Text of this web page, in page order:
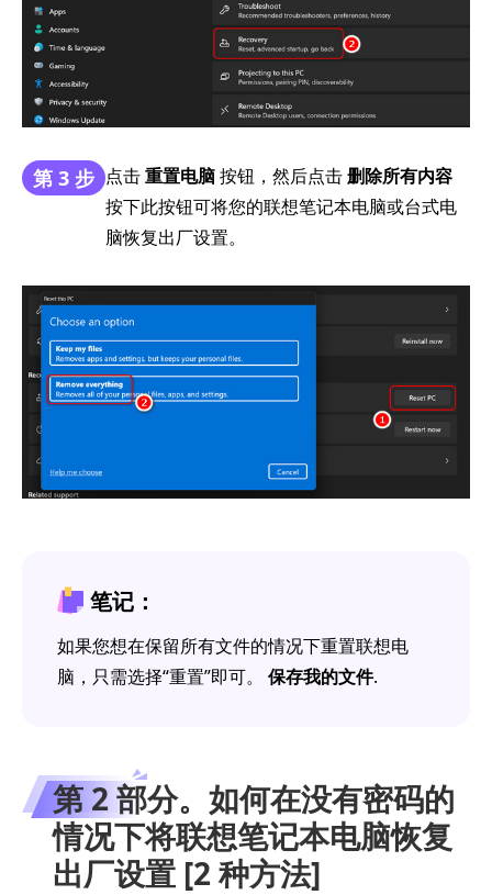
第 3 步 点击重置电脑按钮，然后点击删除所有内容
按下此按钮可将您的联想笔记本电脑或台式电
脑恢复出厂设置。
笔记：
如果您想在保留所有文件的情况下重置联想电
脑，只需选择“重置”即可。 保存我的文件.
第 2 部分。如何在没有密码的
情况下将联想笔记本电脑恢复
出厂设置 [2 种方法]